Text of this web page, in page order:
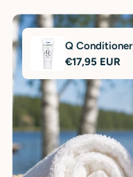
Q Conditioner
Regular
price
€17,95 EUR